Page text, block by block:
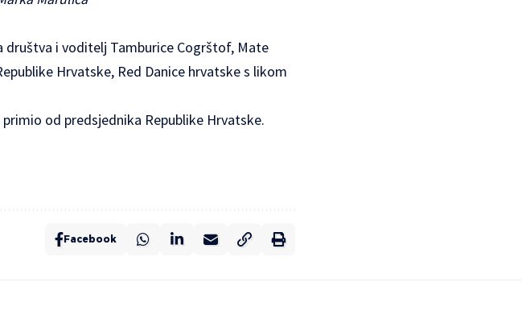
i voditelj Tamburice Cogrštof, Mate
Hrvatske, Red Danice hrvatske s likom
od predsjednika Republike Hrvatske.
Facebook